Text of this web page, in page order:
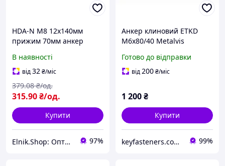
HDA-N М8 12х140мм
прижим 70мм анкер
8.8 оцинкований
[92F2S00H92FN12A420]
Metalvis
В наявності
від32₴/міс
315.90₴/од.
379.08 ₴/од.
Купити
Elnik.Shop: Оптово-роздрібна компанія 97%
Анкер клиновий ETKD
М6х80/40 Metalvis
200 шт./пачка
Готово до відправки
від200₴/міс
1 200₴
Купити
keyfasteners.com.ua 99%